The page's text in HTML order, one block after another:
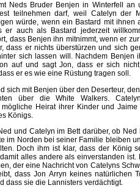
Neds Bruder Benjen in Winterfell
teilnehmen darf, weil Catelyn der
würde, wenn ein Bastard mit ihnen
er auch als Bastard jederzeit
dass Benjen ihn mitnimmt, wenn er
dass er nichts überstürzen und sich
sich lassen will. Nachdem Benjen
auf und sagt Jon, dass er sich
er es wie eine Rüstung tragen soll.
sich mit Benjen über den Deserteur,
über die White Walkers.
Heirat ihrer Kinder und
Königs.
und Catelyn im Bett darüber, ob
im Norden bei seiner Familie bleiben
Doch ihm ist klar, dass der König
alles andere als einverstanden
der eine Nachricht von Catelyns
dass Jon Arryn keines natürlichen
dass sie die Lannisters verdächtigt.